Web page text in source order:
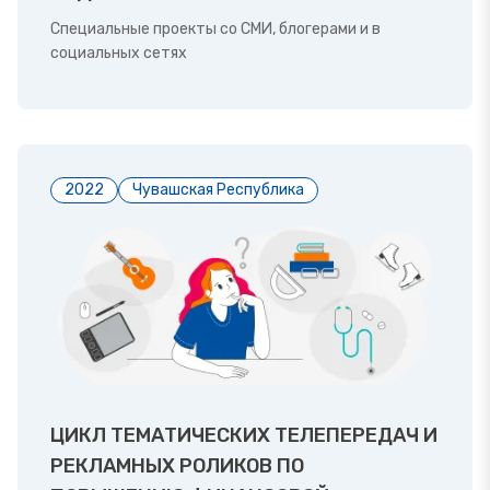
Специальные проекты со СМИ, блогерами и в
социальных сетях
2022 Чувашская Республика
ЦИКЛ ТЕМАТИЧЕСКИХ ТЕЛЕПЕРЕДАЧ И
РЕКЛАМНЫХ РОЛИКОВ ПО